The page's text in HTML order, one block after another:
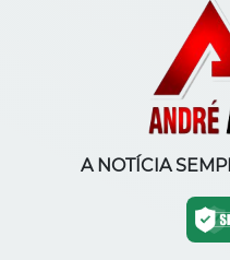
A NOTÍCIA